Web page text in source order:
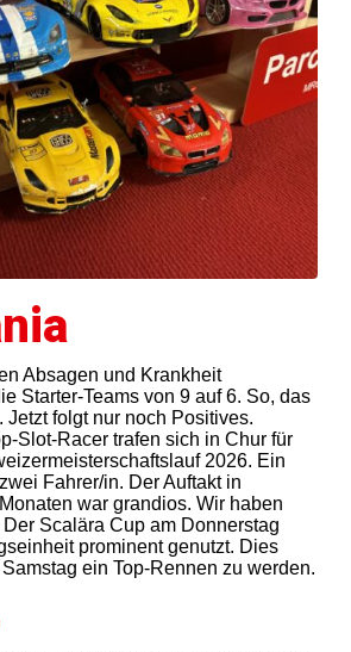
Absagen und Krankheit
Starter-Teams von 9 auf 6. So, das
Jetzt folgt nur noch Positives.
Slot-Racer trafen sich in Chur für
2026. Ein
Fahrer/in. Der Auftakt in
war grandios. Wir haben
Scalära Cup am Donnerstag
prominent genutzt. Dies
ein Top-Rennen zu werden.